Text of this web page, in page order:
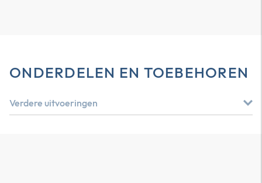
ONDERDELEN EN TOEBEHOREN
Verdere uitvoeringen